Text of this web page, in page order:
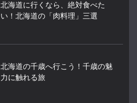
北海道に行くなら、絶対食べた
い！北海道の「肉料理」三選
北海道の千歳へ行こう！千歳の魅
力に触れる旅